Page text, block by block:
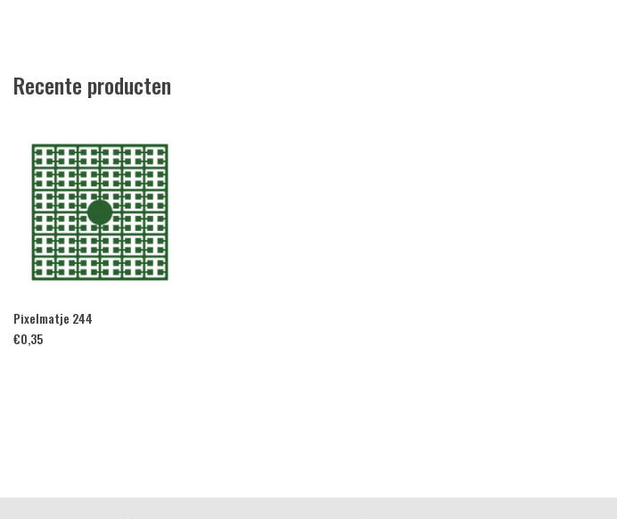
Recente producten
Pixelmatje 244
€0,35